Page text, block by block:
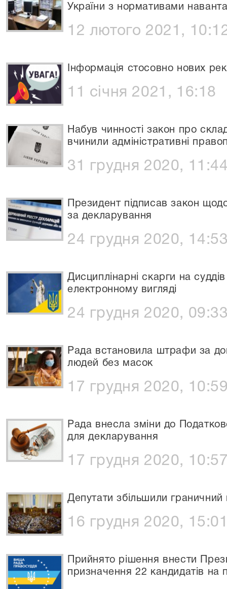
України з нормативами
12 лютого 2021,
Інформація стосовно нових
11 січня 2021, 16:18
Набув чинності закон про
вчинили адміністративні
31 грудня 2020,
Президент підписав закон
за декларування
24 грудня 2020,
Дисциплінарні скарги на
електронному вигляді
24 грудня 2020,
Рада встановила штрафи за
людей без масок
17 грудня 2020,
Рада внесла зміни до
для декларування
17 грудня 2020,
Депутати збільшили
16 грудня 2020,
Прийнято рішення внести
призначення 22 кандидатів на